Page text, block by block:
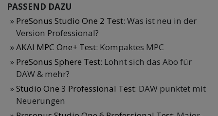
PASSEND DAZU
PreSonus Studio One 2 Test: Was ist neu in der
Version Professional?
AKAI MPC One+ Test: Kompaktes MPC
PreSonus Sphere Test: Lohnt sich das Abo für
DAW & mehr?
Studio One 3 Professional Test: DAW punktet mit
Neuerungen